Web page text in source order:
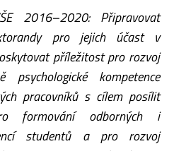
2016–2020: Připravovat
pro jejich účast v
příležitost pro rozvoj
psychologické kompetence
pracovníků s cílem posílit
formování odborných i
studentů a pro rozvoj